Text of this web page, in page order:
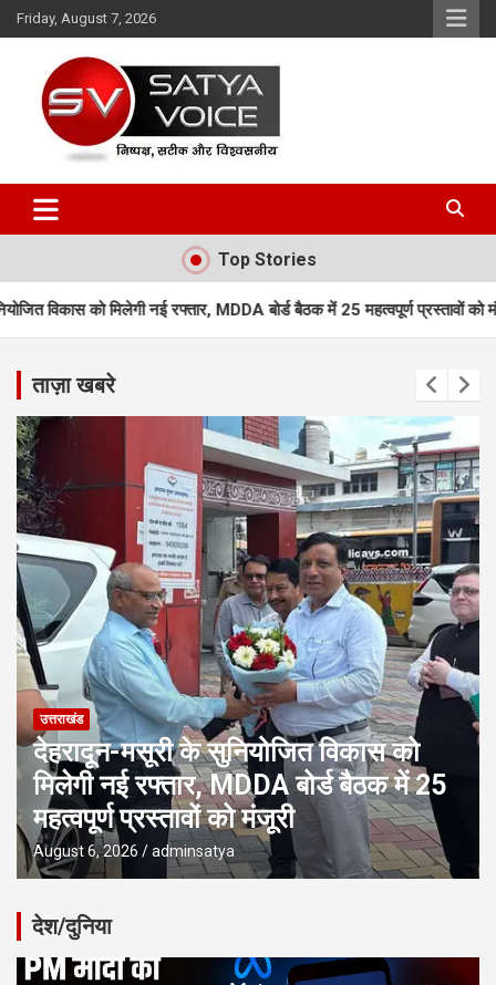
Skip
to
Friday, August 7, 2026
Satya Voice
Top Stories
रफ्तार, MDDA बोर्ड बैठक में 25 महत्वपूर्ण प्रस्तावों को मंजूरी एमडीडीए
ताज़ा खबरे
उत्तराखंड
देहरादून-मसूरी के सुनियोजित विकास को
मिलेगी नई रफ्तार, MDDA बोर्ड बैठक में 25
महत्वपूर्ण प्रस्तावों को मंजूरी
August 6, 2026 adminsatya
देश/दुनिया